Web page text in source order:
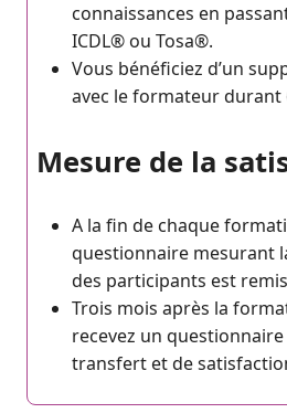
connaissances en
ICDL® ou Tosa®.
Vous bénéficiez d’un
avec le formateur durant
Mesure de la
A la fin de chaque
questionnaire mesurant
des participants est
Trois mois après la
recevez un questionnaire
transfert et de